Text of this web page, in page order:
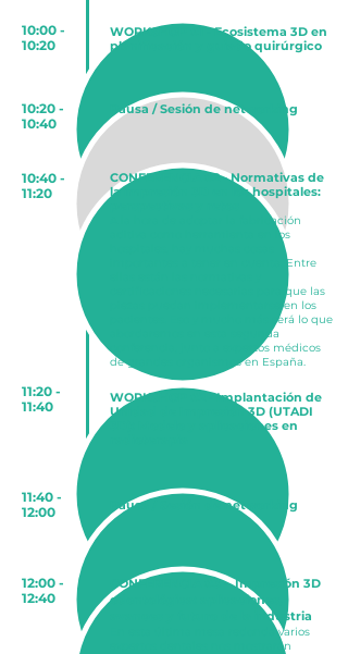
10:00 -
10:20
10:20 -
10:40
10:40 -
11:20
11:20 -
11:40
11:40 -
12:00
12:00 -
12:40
WORKSHOP #1 - Ecosistema 3D en
planificación y guiado quirúrgico
Pausa / Sesión de networking
CONFERENCIA #2 - Normativas de
la impresión 3D en los hospitales:
A la hora de adoptar la fabricación
aditiva como herramienta en los
importantes a tener en cuenta. Entre
certificaciones necesarias para que las
piezas puedan implementarse en los
pacientes. Eso y mucho más será lo que
abordaremos en esta segunda
conferencia, junto a expertos médicos
de grandes organismos en España.
WORKSHOP #2 - Implantación de
Unidad de Impresión 3D (UTADI
3D): Modelo y aplicaciones en
Pausa / Sesión de networking
CONFERENCIA #
3 - Impresión 3D
odontológica: aplicaciones,
avances y futuro de la industria
En esta última mesa redonda varios
expertos dentales nos mostrarán